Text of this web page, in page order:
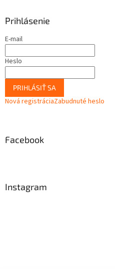
Prihlásenie
E-mail
Heslo
PRIHLÁSIŤ SA
Nová registráciaZabudnuté heslo
Facebook
Instagram